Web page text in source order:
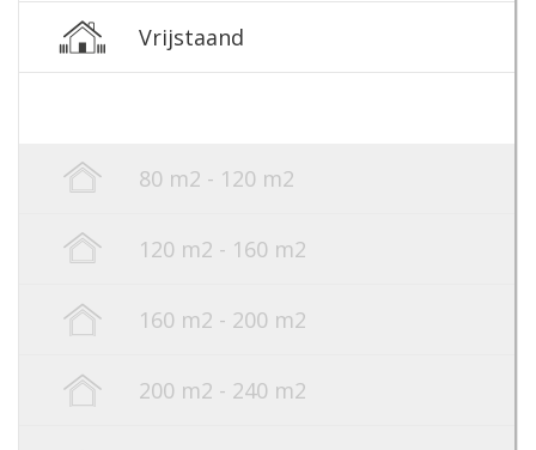
Vrijstaand
80 m2 - 120 m2
120 m2 - 160 m2
160 m2 - 200 m2
200 m2 - 240 m2